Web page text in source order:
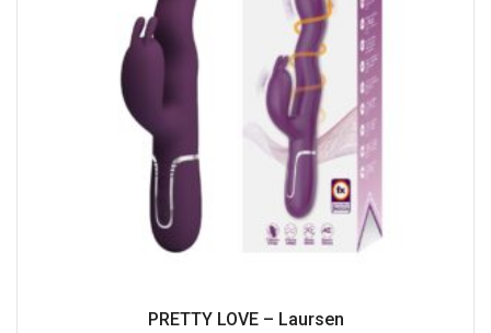
PRETTY LOVE – Laursen